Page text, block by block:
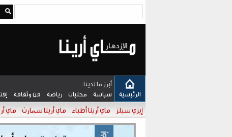
الرئيسية
أبرز ما لدينا
سياسة محليات رياضة فن وثقافة
إيزي سيلز ماي أرينا أطباء ماي أرينا سمارت ماي